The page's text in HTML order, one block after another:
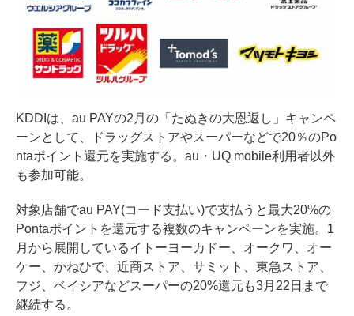
KDDIは、au PAYの2月の「たぬきの大恩返し」キャンペ
ーンとして、ドラッグストアやスーパーなどで20％のPo
ntaポイント還元を実施する。au・UQ mobile利用者以外
も参加可能。
対象店舗でau PAY(コード支払い)で支払うと最大20%の
Pontaポイントを還元する複数のキャンペーンを実施。1
月から展開しているイトーヨーカドー、オークワ、オー
ケー、かねひで、近商ストア、サミット、東急ストア、
フジ、ベイシアなどスーパーの20%還元も3月22日まで
継続する。